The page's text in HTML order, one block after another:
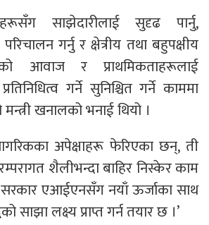
साझेदारीलाई सुदृढ पार्नु,
परिचालन गर्नु र क्षेत्रीय तथा बहुपक्षीय
आवाज र प्राथमिकताहरूलाई
गर्ने सुनिश्चित गर्ने काममा
खनालको भनाई थियो ।
अपेक्षाहरू फेरिएका छन्, ती
शैलीभन्दा बाहिर निस्केर काम
एआईएनसँग नयाँ ऊर्जाका साथ
साझा लक्ष्य प्राप्त गर्न तयार छ ।’